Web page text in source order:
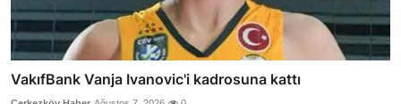
VakıfBank Vanja Ivanovic'i kadrosuna kattı